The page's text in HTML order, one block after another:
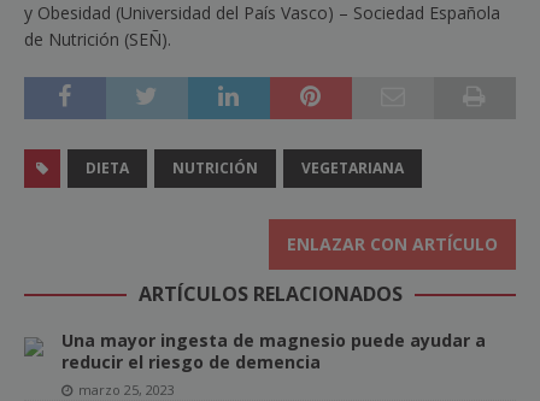
y Obesidad (Universidad del País Vasco) – Sociedad Española
de Nutrición (SEÑ).
DIETA NUTRICIÓN VEGETARIANA
ENLAZAR CON ARTÍCULO
ARTÍCULOS RELACIONADOS
Una mayor ingesta de magnesio puede ayudar a
reducir el riesgo de demencia
marzo 25, 2023